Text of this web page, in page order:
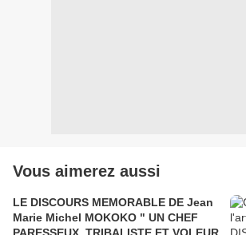
Vous aimerez aussi
LE DISCOURS MEMORABLE DE Jean
Marie Michel MOKOKO " UN CHEF